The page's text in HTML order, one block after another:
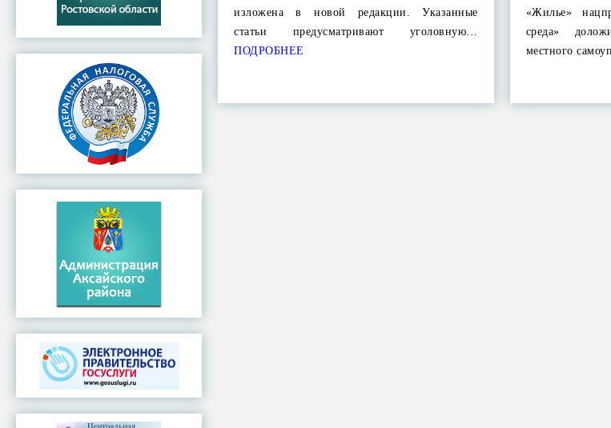
изложена в новой редакции. Указанные
статьи предусматривают уголовную…
ПОДРОБНЕЕ
«Жилье»
среда»
местного